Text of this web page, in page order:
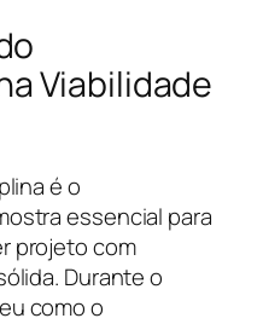
Viabilidade
é o
essencial para
projeto com
Durante o
como o